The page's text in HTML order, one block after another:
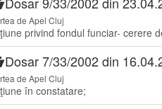
de Apel Cluj
privind fondul funciar- cerere
Dosar 7/33/2002 din
de Apel Cluj
în constatare;